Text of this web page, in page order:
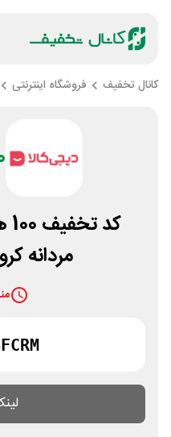
کانال تخفیف فروشگاه اینترنتی
مردانه